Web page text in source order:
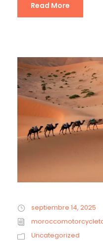
Read More
septiembre 14, 2025
Uncategorized